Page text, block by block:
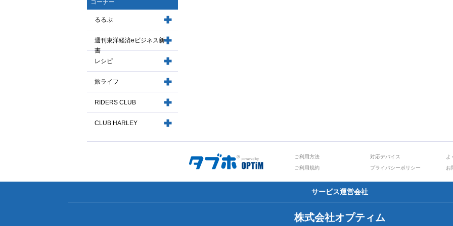
コーナー
るるぶ
週刊東洋経済eビジネス新
書
レシピ
旅ライフ
RIDERS CLUB
CLUB HARLEY
ご利用方法 対応デバイス
よ
ご利用規約
プライバシーポリシー お
サービス運営会社
株式会社オプティム